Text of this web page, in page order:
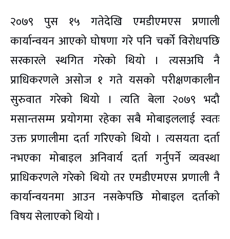
२०७९ पुस १५ गतेदेखि एमडीएमएस प्रणाली
कार्यान्वयन आएको घोषणा गरे पनि चर्को विरोधपछि
सरकारले स्थगित गरेको थियो । त्यसअघि नै
प्राधिकरणले असोज १ गते यसको परीक्षणकालीन
सुरुवात गरेको थियो । त्यति बेला २०७९ भदौ
मसान्तसम्म प्रयोगमा रहेका सबै मोबाइललाई स्वतः
उक्त प्रणालीमा दर्ता गरिएको थियो । त्यसयता दर्ता
नभएका मोबाइल अनिवार्य दर्ता गर्नुपर्ने व्यवस्था
प्राधिकरणले गरेको थियो तर एमडीएमएस प्रणाली नै
कार्यान्वयनमा आउन नसकेपछि मोबाइल दर्ताको
विषय सेलाएको थियो ।